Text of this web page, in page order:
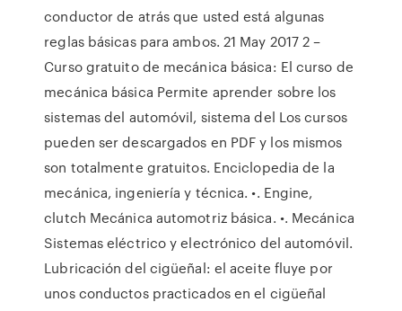
conductor de atrás que usted está algunas
reglas básicas para ambos. 21 May 2017 2 –
Curso gratuito de mecánica básica: El curso de
mecánica básica Permite aprender sobre los
sistemas del automóvil, sistema del Los cursos
pueden ser descargados en PDF y los mismos
son totalmente gratuitos. Enciclopedia de la
mecánica, ingeniería y técnica. •. Engine,
clutch Mecánica automotriz básica. •. Mecánica
Sistemas eléctrico y electrónico del automóvil.
Lubricación del cigüeñal: el aceite fluye por
unos conductos practicados en el cigüeñal